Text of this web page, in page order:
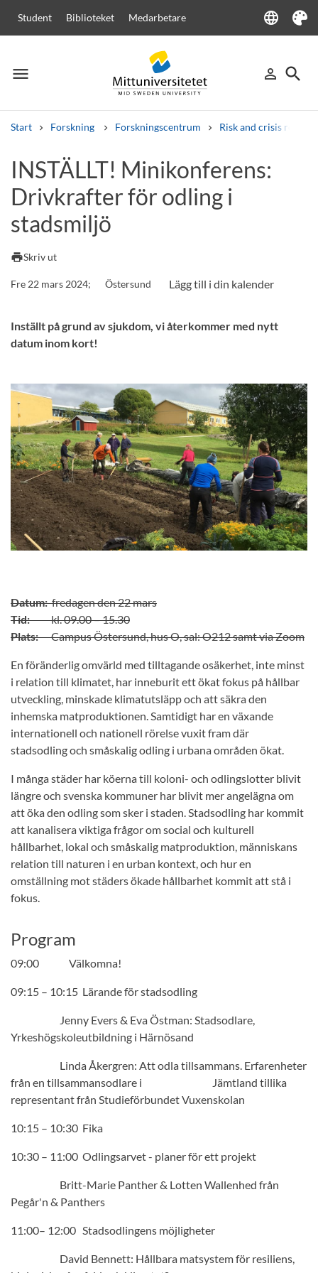
Student Biblioteket Medarbetare language
Language
Tema
menu
Meny person_outline
Logga in
search
Sök
Start Forskning Forskningscentrum Risk and crisis
Andra söktjänster
Kurser och programKursplaner Välkomstbrev
Lediga jobb
INSTÄLLT! Minikonferens:
Drivkrafter för odling i
stadsmiljö
printSkriv ut
Fre 22 mars 2024; Östersund
Inställt på grund av sjukdom, vi återkommer med nytt
datum inom kort!
Datum:fredagen den 22 mars
Tid:kl. 09.00 – 15.30
Plats:Campus Östersund, hus O, sal: O212 samt via Zoom
En föränderlig omvärld med tilltagande osäkerhet, inte minst
i relation till klimatet, har inneburit ett ökat fokus på hållbar
utveckling, minskade klimatutsläpp och att säkra den
inhemska matproduktionen. Samtidigt har en växande
internationell och nationell rörelse vuxit fram där
stadsodling och småskalig odling i urbana områden ökat.
I många städer har köerna till koloni- och odlingslotter blivit
längre och svenska kommuner har blivit mer angelägna om
att öka den odling som sker i staden. Stadsodling har kommit
att kanalisera viktiga frågor om social och kulturell
hållbarhet, lokal och småskalig matproduktion, människans
relation till naturen i en urban kontext, och hur en
omställning mot städers ökade hållbarhet kommit att stå i
fokus.
Program
09:00 Välkomna!
09:15 – 10:15 Lärande för stadsodling
Jenny Evers & Eva Östman: Stadsodlare,
Yrkeshögskoleutbildning i Härnösand
Linda Åkergren: Att odla tillsammans. Erfarenheter
från en tillsammansodlare i Jämtland tillika
representant från Studieförbundet Vuxenskolan
10:15 – 10:30 Fika
10:30 – 11:00 Odlingsarvet - planer för ett projekt
Britt-Marie Panther & Lotten Wallenhed från
Pegår'n & Panthers
11:00– 12:00 Stadsodlingens möjligheter
David Bennett: Hållbara matsystem för resiliens,